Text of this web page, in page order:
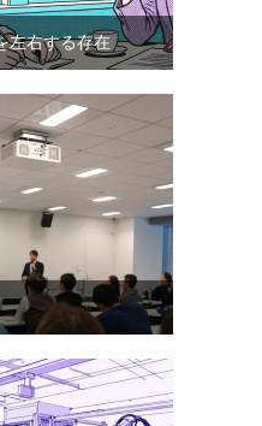
左右する存在